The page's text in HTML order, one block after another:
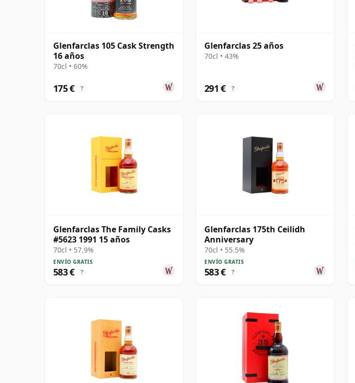
Glenfarclas 105 Cask Strength
16 años
70cl • 60%
175 € ?
Glenfarclas 25 años
70cl • 43%
291 € ?
Glenfarclas The Family Casks
#5623 1991 15 años
70cl • 57.9%
ENVÍO GRATIS
583 € ?
Glenfarclas 175th Ceilidh
Anniversary
70cl • 55.5%
ENVÍO GRATIS
583 € ?